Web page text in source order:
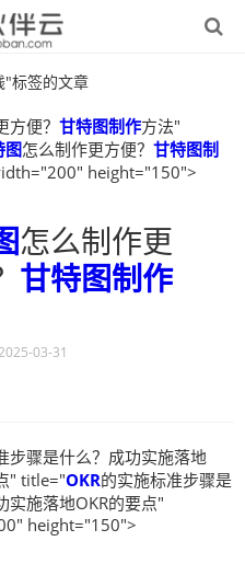
"标签的文章
方便？ 甘特图制作方法"
图怎么制作更方便？ 甘特图制
height="150">
怎么制作更
甘特图制作
03-31
步骤是什么？成功实施落地
" title="OKR的实施标准步骤是
实施落地OKR的要点"
height="150">